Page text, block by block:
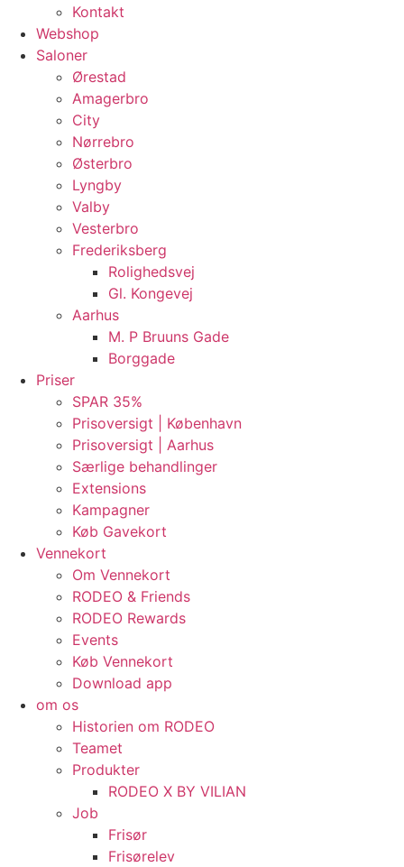
Kontakt
Webshop
Saloner
Ørestad
Amagerbro
City
Nørrebro
Østerbro
Lyngby
Valby
Vesterbro
Frederiksberg
Rolighedsvej
Gl. Kongevej
Aarhus
M. P Bruuns Gade
Borggade
Priser
SPAR 35%
Prisoversigt | København
Prisoversigt | Aarhus
Særlige behandlinger
Extensions
Kampagner
Køb Gavekort
Vennekort
Om Vennekort
RODEO & Friends
RODEO Rewards
Events
Køb Vennekort
Download app
om os
Historien om RODEO
Teamet
Produkter
RODEO X BY VILIAN
Job
Frisør
Frisørelev